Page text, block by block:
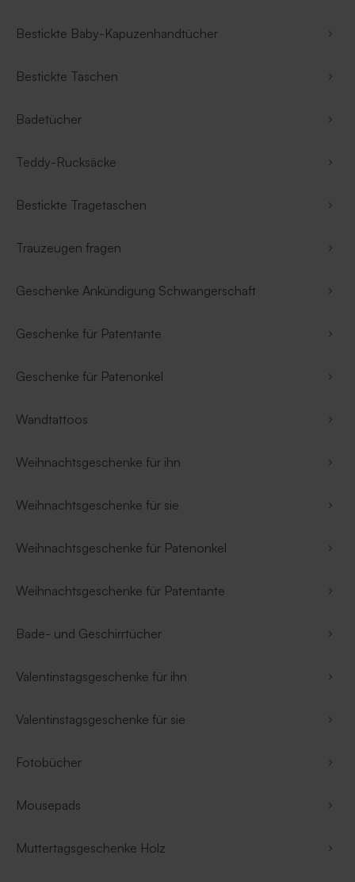
Bestickte Baby-Kapuzenhandtücher
Bestickte Taschen
Badetücher
Teddy-Rucksäcke
Bestickte Tragetaschen
Trauzeugen fragen
Geschenke Ankündigung Schwangerschaft
Geschenke für Patentante
Geschenke für Patenonkel
Wandtattoos
Weihnachtsgeschenke für ihn
Weihnachtsgeschenke für sie
Weihnachtsgeschenke für Patenonkel
Weihnachtsgeschenke für Patentante
Bade- und Geschirrtücher
Valentinstagsgeschenke für ihn
Valentinstagsgeschenke für sie
Fotobücher
Mousepads
Muttertagsgeschenke Holz